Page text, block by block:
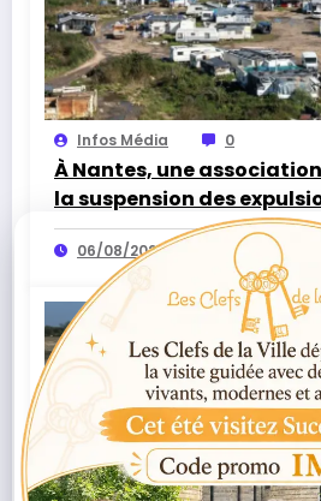
Infos Média 0
À Nantes, une
la suspension des
bidonvilles sans solution
relogement
06/08/2026